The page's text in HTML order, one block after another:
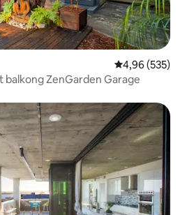
4,96 av 5 i
4,96 (535)
balkong ZenGarden Garage